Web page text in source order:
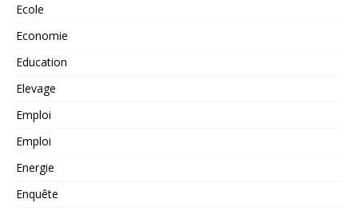
Ecole
Economie
Education
Elevage
Emploi
Emploi
Energie
Enquête